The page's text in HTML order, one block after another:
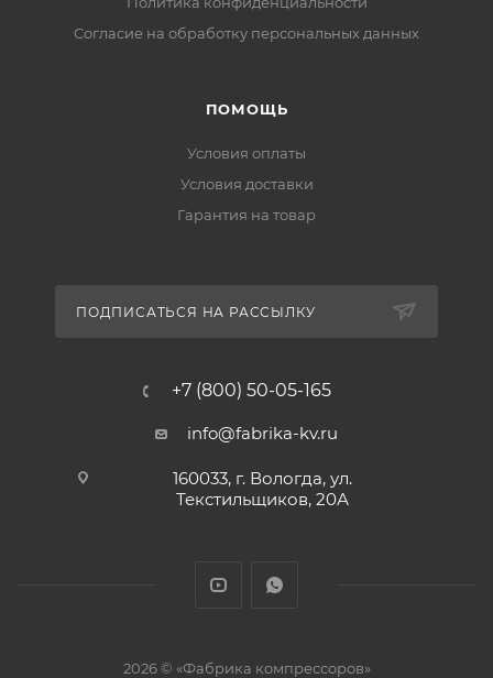
Cогласие на обработку персональных данных
ПОМОЩЬ
Условия оплаты
Условия доставки
Гарантия на товар
ПОДПИСАТЬСЯ НА РАССЫЛКУ
+7 (800) 50-05-165
info@fabrika-kv.ru
160033, г. Вологда, ул.
Текстильщиков, 20А
2026 © «Фабрика компрессоров»